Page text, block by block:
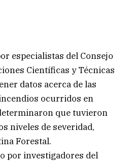
especialistas del Consejo
Científicas y Técnicas
datos acerca de las
ocurridos en
que tuvieron
niveles de severidad,
Forestal.
por investigadores del